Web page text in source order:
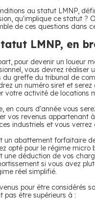
au statut LMNP,
qu'implique ce statut ?
de ces questions dans
LMNP, en
pour devenir un loueur
vous devrez réaliser
du greffe du tribunal de
un numéro siret et
votre activité de locations
en cours d'année vous
vos revenus appartenant
industriels et vous verrez
un abattement forfaitaire
opté pour le régime micro
une déduction de vos
si vous avez
réel simplifié.
pour être considérés
pas être supérieurs à :